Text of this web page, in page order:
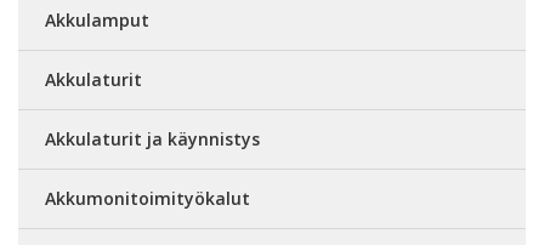
Akkulamput
Akkulaturit
Akkulaturit ja käynnistys
Akkumonitoimityökalut